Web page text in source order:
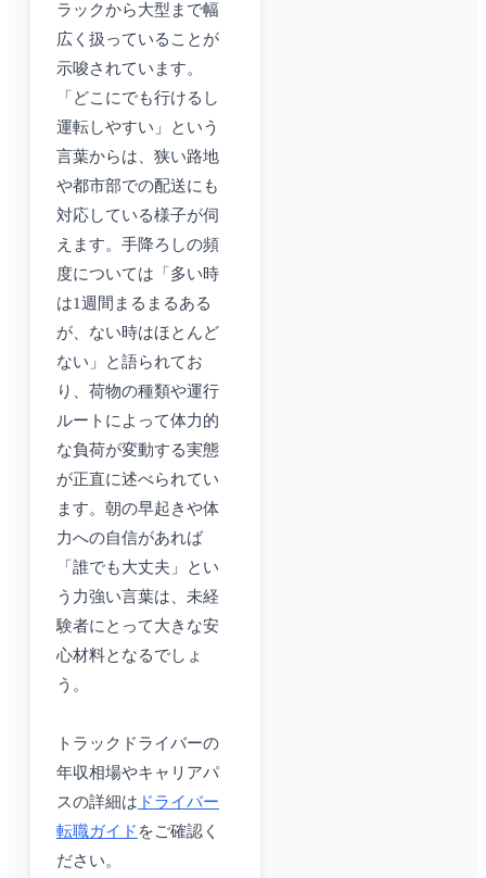
ラックから大型まで幅
広く扱っていることが
示唆されています。
「どこにでも行けるし
運転しやすい」という
言葉からは、狭い路地
や都市部での配送にも
対応している様子が伺
えます。手降ろしの頻
度については「多い時
は1週間まるまるある
が、ない時はほとんど
ない」と語られてお
り、荷物の種類や運行
ルートによって体力的
な負荷が変動する実態
が正直に述べられてい
ます。朝の早起きや体
力への自信があれば
「誰でも大丈夫」とい
う力強い言葉は、未経
験者にとって大きな安
心材料となるでしょ
う。
トラックドライバーの
年収相場やキャリアパ
スの詳細は ドライバー
転職ガイド をご確認く
ださい。